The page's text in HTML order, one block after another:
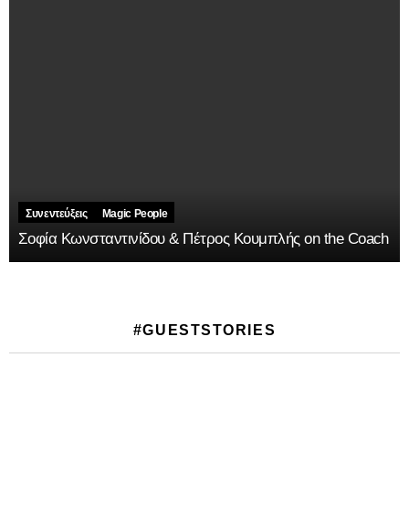
Συνεντεύξεις Magic People
Σοφία Κωνσταντινίδου & Πέτρος Κουμπλής on the Coach
#GUESTSTORIES